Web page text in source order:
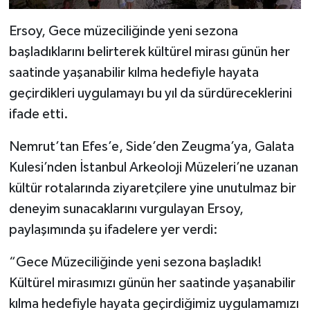
Ersoy, Gece müzeciliğinde yeni sezona
başladıklarını belirterek kültürel mirası günün her
saatinde yaşanabilir kılma hedefiyle hayata
geçirdikleri uygulamayı bu yıl da sürdüreceklerini
ifade etti.
Nemrut’tan Efes’e, Side’den Zeugma’ya, Galata
Kulesi’nden İstanbul Arkeoloji Müzeleri’ne uzanan
kültür rotalarında ziyaretçilere yine unutulmaz bir
deneyim sunacaklarını vurgulayan Ersoy,
paylaşımında şu ifadelere yer verdi:
“Gece Müzeciliğinde yeni sezona başladık!
Kültürel mirasımızı günün her saatinde yaşanabilir
kılma hedefiyle hayata geçirdiğimiz uygulamamızı